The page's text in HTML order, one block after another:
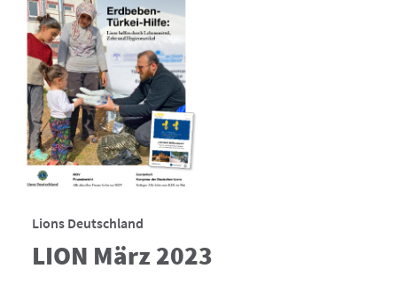
Lions Deutschland
LION März 2023